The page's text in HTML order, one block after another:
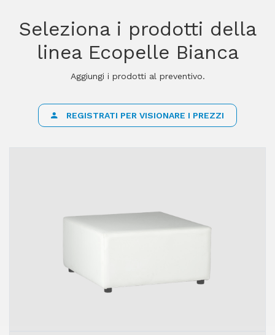
Seleziona i prodotti della
linea Ecopelle Bianca
Aggiungi i prodotti al preventivo.
REGISTRATI PER VISIONARE I PREZZI